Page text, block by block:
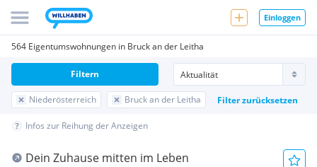
Einloggen
564 Eigentumswohnungen in Bruck an der Leitha
Niederösterreich Bruck an der Leitha Filter zurücksetzen
Filtern
Infos zur Reihung der Anzeigen
Dein Zuhause mitten im Leben